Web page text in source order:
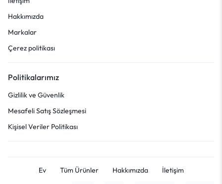
Hakkımızda
Markalar
Çerez politikası
Politikalarımız
Gizlilik ve Güvenlik
Mesafeli Satış Sözleşmesi
Kişisel Veriler Politikası
Ev Tüm Ürünler Hakkımızda İletişim